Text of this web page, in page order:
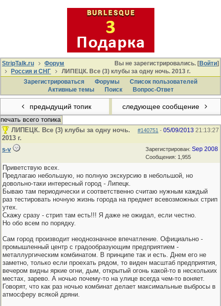
Вы не зарегистрировались. [Войти]
StripTalk.ru
Форум
Россия и СНГ
ЛИПЕЦК. Все (3) клубы за одну ночь. 2013 г.
Зарегистрироваться
Форумы
Список пользователей
Активные темы
Поиcк Вопрос-Ответ
предыдущий топик следующее сообщение
печать всего топика
#140751 - 05/09/2013 21:13:27
ЛИПЕЦК. Все (3) клубы за одну ночь.
2013 г.
Зарегистрирован: Sep 2008
Сообщения: 1,955
s-v
Приветствую всех.
Предлагаю небольшую, но полную экскурсию в небольшой, но
довольно-таки интересный город - Липецк.
Бываю там периодически и соответственно считаю нужным каждый
раз тестировать ночную жизнь города на предмет всевозможных стрип
утех.
Скажу сразу - стрип там есть!!! Я даже не ожидал, если честно.
Но обо всем по порядку.
Сам город производит неоднозначное впечатление. Официально -
промышленный центр с градообразующим предприятием -
металлургическим комбинатом. В принципе так и есть. Днем его не
заметно, только если проехать рядом, то виден масштаб предприятия,
вечером видны яркие огни, дым, открытый огонь какой-то в нескольких
местах, зарево. А ночью почему-то на улице всегда чем-то воняет.
Говорят, что как раз ночью комбинат делает максимальные выбросы в
атмосферу всякой дряни.